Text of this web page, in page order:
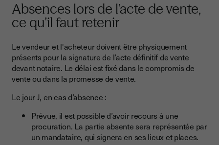
Absences lors de l’acte de vente,
ce qu’il faut retenir
Le vendeur et l'acheteur doivent être physiquement
présents pour la signature de l’acte définitif de vente
devant notaire. Le délai est fixé dans le compromis de
vente ou dans la promesse de vente.
Le jour J, en cas d’absence :
Prévue, il est possible d’avoir recours à une
procuration. La partie absente sera représentée par
un mandataire, qui signera en ses lieux et places.